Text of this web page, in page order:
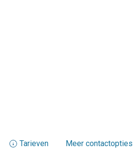
Tarieven Meer contactopties